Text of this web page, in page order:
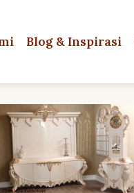
Blog & Inspirasi